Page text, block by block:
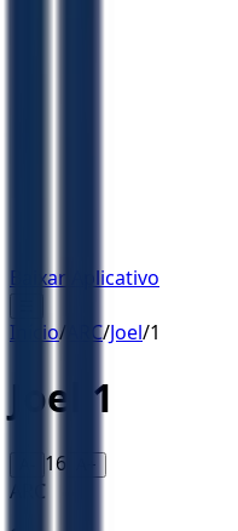
Baixar Aplicativo
Início/ ARC/Joel/1
Joel 1
16 A+
ARC